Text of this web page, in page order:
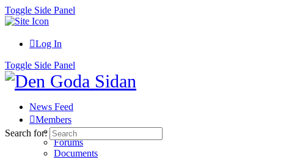
Toggle Side Panel
Log In
Toggle Side Panel
News Feed
Members
Groups
Forums
Documents
Search for: